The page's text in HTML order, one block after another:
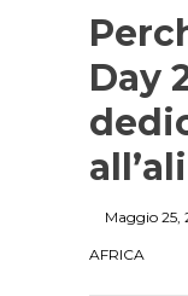
Day
Maggio 25,
AFRICA